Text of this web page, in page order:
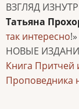
ВЗГЛЯД
Татьяна
так интересно!»
НОВЫЕ
Книга Притчей
Проповедника